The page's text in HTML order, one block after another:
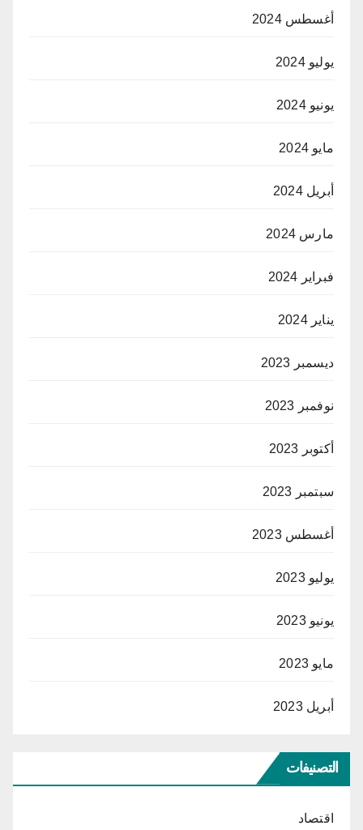
أغسطس 2024
يوليو 2024
يونيو 2024
مايو 2024
أبريل 2024
مارس 2024
فبراير 2024
يناير 2024
ديسمبر 2023
نوفمبر 2023
أكتوبر 2023
سبتمبر 2023
أغسطس 2023
يوليو 2023
يونيو 2023
مايو 2023
أبريل 2023
التصنيفات
اقتصاد